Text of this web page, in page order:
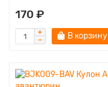
170 ₽
В корзину